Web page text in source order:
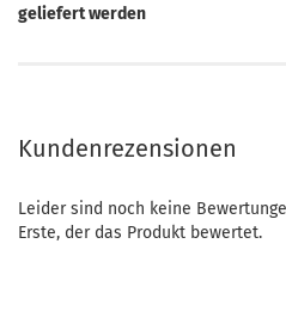
geliefert werden
Kundenrezensionen
Leider sind noch keine
Erste, der das Produkt bewertet.